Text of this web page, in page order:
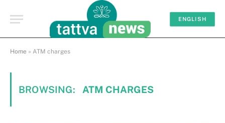
ENGLISH
Home » ATM charges
BROWSING: ATM CHARGES